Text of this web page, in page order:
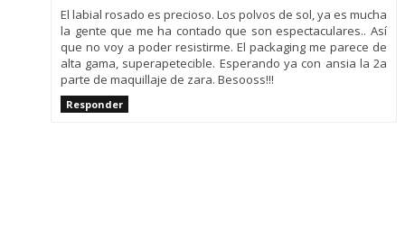
El labial rosado es precioso. Los polvos de sol, ya es mucha
la gente que me ha contado que son espectaculares.. Así
que no voy a poder resistirme. El packaging me parece de
alta gama, superapetecible. Esperando ya con ansia la 2a
parte de maquillaje de zara. Besooss!!!
Responder